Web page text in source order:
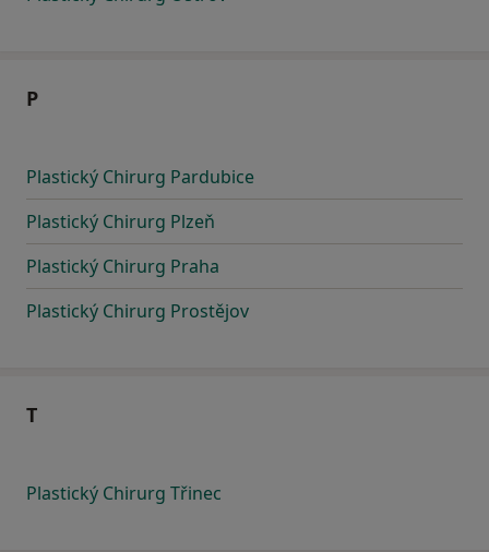
P
Plastický Chirurg Pardubice
Plastický Chirurg Plzeň
Plastický Chirurg Praha
Plastický Chirurg Prostějov
T
Plastický Chirurg Třinec